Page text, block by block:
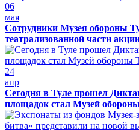
06
мая
Сотрудники Музея обороны
театрализованной части
24
апр
Сегодня в Туле прошел
площадок стал Музей